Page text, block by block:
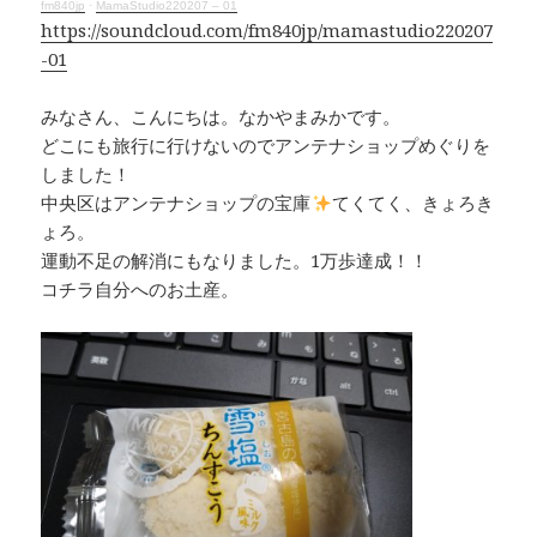
fm840jp · MamaStudio220207 – 01
https://soundcloud.com/fm840jp/mamastudio220207
-01
みなさん、こんにちは。なかやまみかです。
どこにも旅行に行けないのでアンテナショップめぐりを
しました！
中央区はアンテナショップの宝庫
てくてく、きょろき
ょろ。
運動不足の解消にもなりました。1万歩達成！！
コチラ自分へのお土産。